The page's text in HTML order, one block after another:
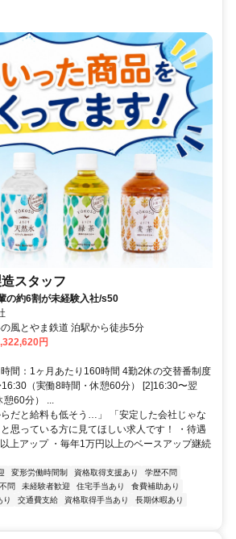
スタッフ
の約6割が未経験入社/s50
風とやま鉄道 泊駅から徒歩5分
円
間：1ヶ月あたり160時間 4勤2休の交替番制度
（実働8時間・休憩60分） [2]16:30〜翌
憩60分） ...
だと給料も低そう…」 「安定した会社じゃな
思っている方に見てほしい求人です！ ・待遇
上アップ ・毎年1万円以上のベースアップ継続
変形労働時間制 資格取得支援あり
学歴不問
問 未経験者歓迎 住宅手当あり
食費補助あり
り 交通費支給 資格取得手当あり
長期休暇あり